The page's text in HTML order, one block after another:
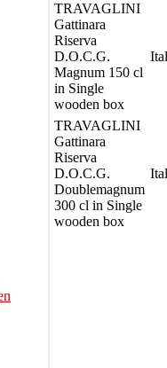
TRAVAGLINI
Gattinara
Riserva
D.O.C.G.
Magnum 150 cl
in Single
wooden box
TRAVAGLINI
Gattinara
Riserva
D.O.C.G.
Doublemagnum
300 cl in Single
wooden box